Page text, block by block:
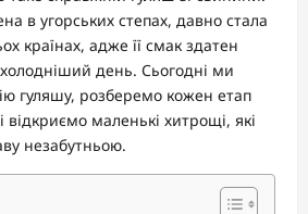
в угорських степах, давно стала
країнах, адже її смак здатен
день. Сьогодні ми
гуляшу, розберемо кожен етап
відкриємо маленькі хитрощі, які
незабутньою.